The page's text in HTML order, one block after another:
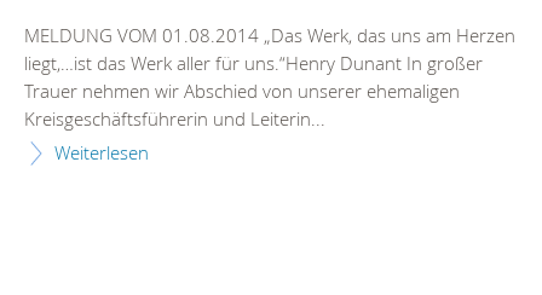
MELDUNG VOM 01.08.2014 „Das Werk, das uns am Herzen
liegt,…ist das Werk aller für uns.“Henry Dunant In großer
Trauer nehmen wir Abschied von unserer ehemaligen
Kreisgeschäftsführerin und Leiterin...
Weiterlesen